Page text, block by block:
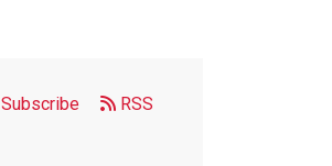
Subscribe RSS